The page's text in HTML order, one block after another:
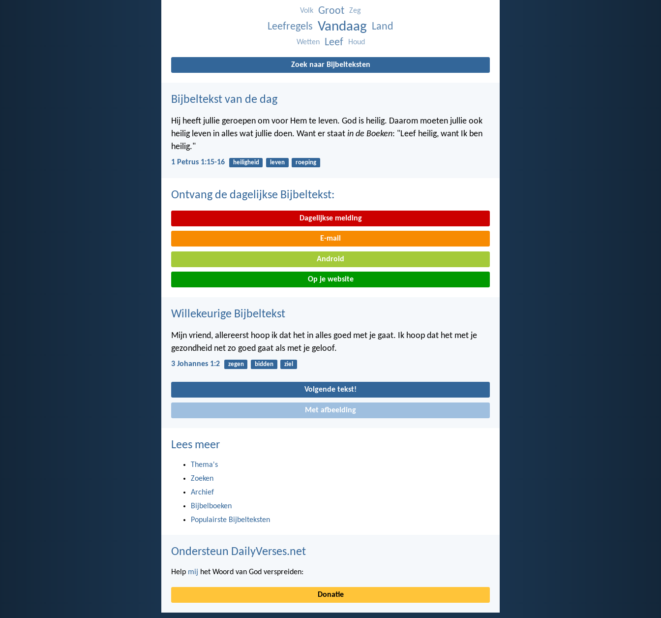
Volk Groot Zeg
Leefregels Vandaag Land
Wetten Leef Houd
Zoek naar Bijbelteksten
Bijbeltekst van de dag
Hij heeft jullie geroepen om voor Hem te leven. God is heilig. Daarom moeten jullie ook
heilig leven in alles wat jullie doen. Want er staat in de Boeken: "Leef heilig, want Ik ben
heilig."
1 Petrus 1:15-16 heiligheid leven roeping
Ontvang de dagelijkse Bijbeltekst:
Dagelijkse melding
E-mail
Android
Op je website
Willekeurige Bijbeltekst
Mijn vriend, allereerst hoop ik dat het in alles goed met je gaat. Ik hoop dat het met je
gezondheid net zo goed gaat als met je geloof.
3 Johannes 1:2 zegen bidden ziel
Volgende tekst!
Met afbeelding
Lees meer
Thema's
Zoeken
Archief
Bijbelboeken
Populairste Bijbelteksten
Ondersteun DailyVerses.net
Help mij het Woord van God verspreiden:
Donatie